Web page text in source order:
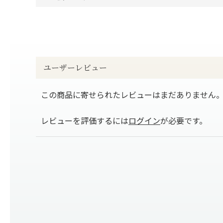
ユーザーレビュー
この商品に寄せられたレビューはまだありません
レビューを評価するにはログインが必要です。